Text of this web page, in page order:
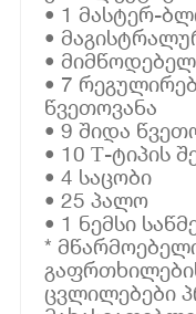
• 1 მასტერ-
•
•
• 7
წვეთოვანა
• 9 შიდა
• 10 Т-ტიპის
• 4 საცობი
• 25 პალო
• 1 ნემსი
*
ცვლილებები